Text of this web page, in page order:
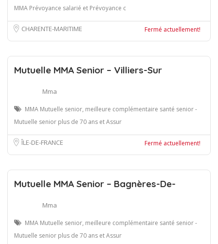
MMA Prévoyance salarié et Prévoyance c
CHARENTE-MARITIME Fermé actuellement!
Mutuelle MMA Senior – Villiers-Sur
Mma
MMA Mutuelle senior, meilleure complémentaire santé senior -
Mutuelle senior plus de 70 ans et Assur
ÎLE-DE-FRANCE Fermé actuellement!
Mutuelle MMA Senior – Bagnères-De-
Mma
MMA Mutuelle senior, meilleure complémentaire santé senior -
Mutuelle senior plus de 70 ans et Assur